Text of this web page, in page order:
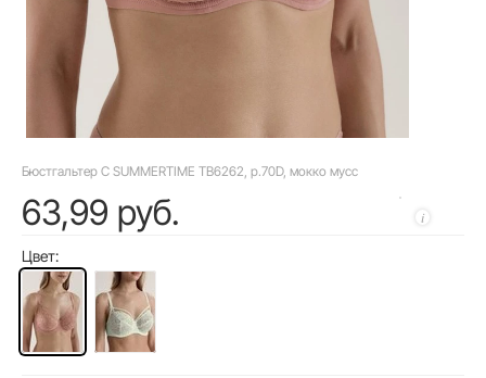
Бюстгальтер C SUMMERTIME TB6262, р.70D, мокко мусс
63,99 руб.
Цвет: